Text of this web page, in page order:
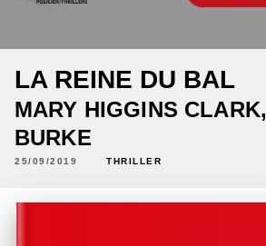
LA REINE DU BAL
MARY HIGGINS CLARK,
BURKE
25/09/2019 THRILLER